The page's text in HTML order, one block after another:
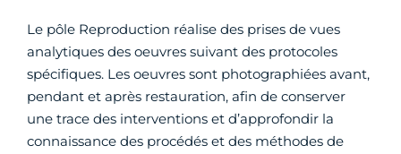
Le pôle Reproduction réalise des prises de vues
analytiques des oeuvres suivant des protocoles
spécifiques. Les oeuvres sont photographiées avant,
pendant et après restauration, afin de conserver
une trace des interventions et d’approfondir la
connaissance des procédés et des méthodes de